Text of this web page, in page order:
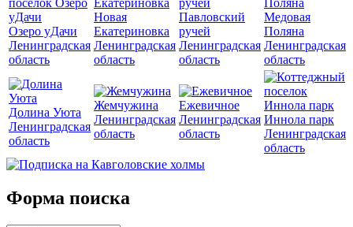
Озеро уДачи
Ленинградская
область
Новая
Екатериновка
Ленинградская
область
Павловский
ручей
Ленинградская
область
Медовая
Поляна
Ленинградская
область
Долина Уюта
Ленинградская
область
Жемчужина
Ленинградская
область
Ежевичное
Ленинградская
область
Иннола парк
Ленинградская
область
Форма поиска